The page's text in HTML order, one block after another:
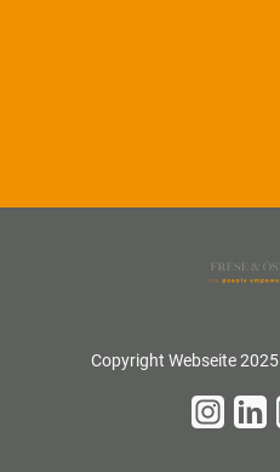
Copyright Webseite